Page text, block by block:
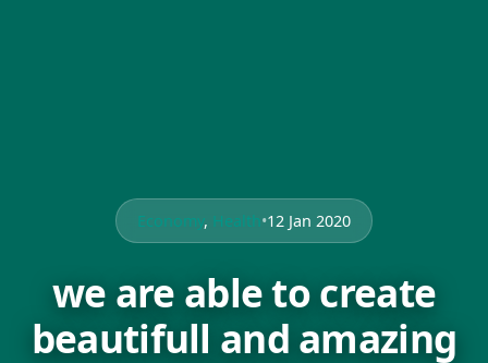
Economy, Health•12 Jan 2020
we are able to create
beautifull and amazing